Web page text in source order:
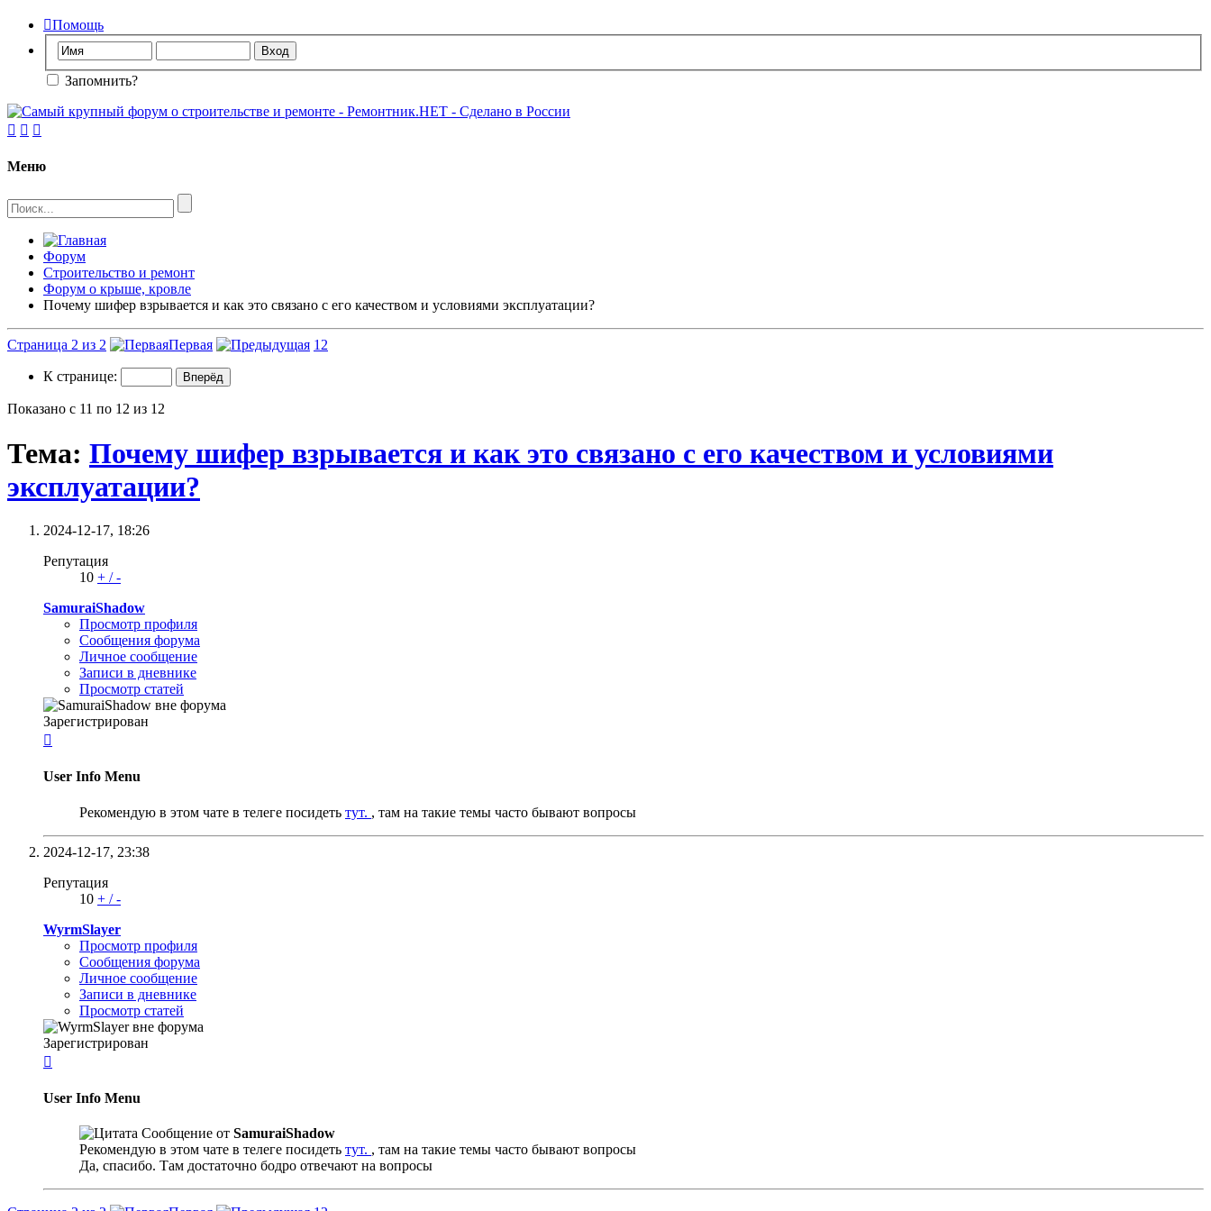
Помощь
Запомнить?
  
Меню
Форум
Строительство и ремонт
Форум о крыше, кровле
Почему шифер взрывается и как это связано с его качеством и условиями эксплуатации?
Страница 2 из 2 Первая 1 2
К странице:
Показано с 11 по 12 из 12
Тема: Почему шифер взрывается и как это связано с его качеством и условиями
эксплуатации?
2024-12-17, 18:26
Репутация
10 + /-
SamuraiShadow
Просмотр профиля
Сообщения форума
Личное сообщение
Записи в дневнике
Просмотр статей
Зарегистрирован

User Info Menu
Рекомендую в этом чате в телеге посидеть тут. , там на такие темы часто бывают вопросы
2024-12-17, 23:38
Репутация
10 + /-
WyrmSlayer
Просмотр профиля
Сообщения форума
Личное сообщение
Записи в дневнике
Просмотр статей
Зарегистрирован

User Info Menu
Сообщение от SamuraiShadow
Рекомендую в этом чате в телеге посидеть тут. , там на такие темы часто бывают вопросы
Да, спасибо. Там достаточно бодро отвечают на вопросы